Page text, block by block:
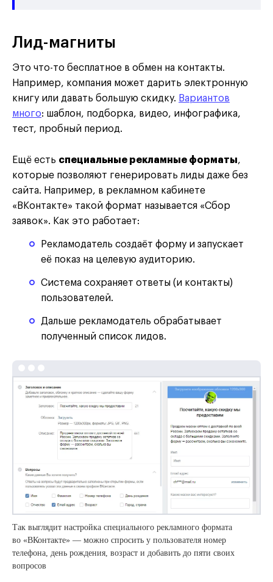
Лид-магниты
Это что-то бесплатное в обмен на контакты.
Например, компания может дарить электронную
книгу или давать большую скидку. Вариантов
много: шаблон, подборка, видео, инфографика,
тест, пробный период.
Ещё есть специальные рекламные форматы,
которые позволяют генерировать лиды даже без
сайта. Например, в рекламном кабинете
«ВКонтакте» такой формат называется «Сбор
заявок». Как это работает:
Рекламодатель создаёт форму и запускает
её показ на целевую аудиторию.
Система сохраняет ответы (и контакты)
пользователей.
Дальше рекламодатель обрабатывает
полученный список лидов.
Так выглядит настройка специального рекламного формата
во «ВКонтакте» — можно спросить у пользователя номер
телефона, день рождения, возраст и добавить до пяти своих
вопросов